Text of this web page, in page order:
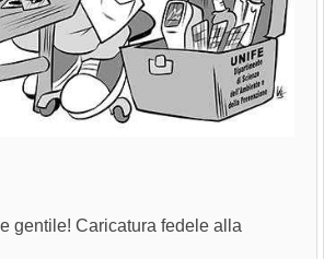
gentile! Caricatura fedele alla